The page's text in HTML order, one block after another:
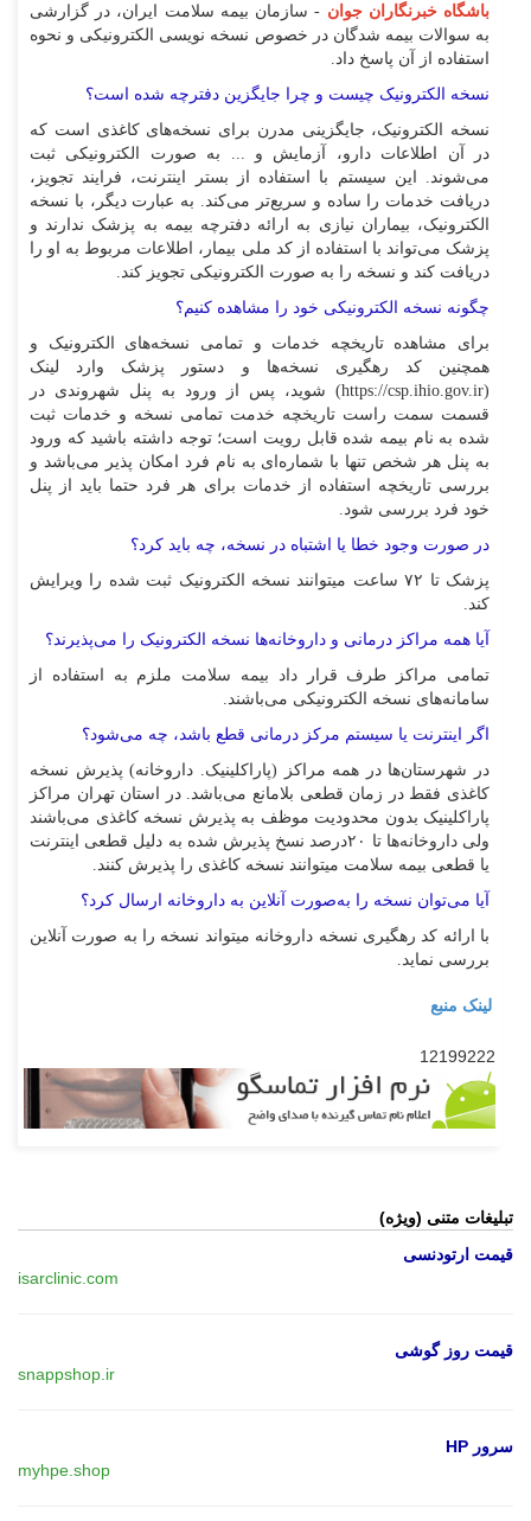
باشگاه خبرنگاران جوان - سازمان بیمه سلامت ایران، در گزارشی
به سوالات بیمه شدگان در خصوص نسخه نویسی الکترونیکی و نحوه
استفاده از آن پاسخ داد.
نسخه الکترونیک چیست و چرا جایگزین دفترچه شده است؟
نسخه الکترونیک، جایگزینی مدرن برای نسخه‌های کاغذی است که
در آن اطلاعات دارو، آزمایش و ... به صورت الکترونیکی ثبت
می‌شوند. این سیستم با استفاده از بستر اینترنت، فرایند تجویز،
دریافت خدمات را ساده و سریع‌تر می‌کند. به عبارت دیگر، با نسخه
الکترونیک، بیماران نیازی به ارائه دفترچه بیمه به پزشک ندارند و
پزشک می‌تواند با استفاده از کد ملی بیمار، اطلاعات مربوط به او را
دریافت کند و نسخه را به صورت الکترونیکی تجویز کند.
چگونه نسخه الکترونیکی خود را مشاهده کنیم؟
برای مشاهده تاریخچه خدمات و تمامی نسخه‌های الکترونیک و
همچنین کد رهگیری نسخه‌ها و دستور پزشک وارد لینک
(https://csp.ihio.gov.ir) شوید، پس از ورود به پنل شهروندی در
قسمت سمت راست تاریخچه خدمت تمامی نسخه و خدمات ثبت
شده به نام بیمه شده قابل رویت است؛ توجه داشته باشید که ورود
به پنل هر شخص تنها با شماره‌ای به نام فرد امکان پذیر می‌باشد و
بررسی تاریخچه استفاده از خدمات برای هر فرد حتما باید از پنل
خود فرد بررسی شود.
در صورت وجود خطا یا اشتباه در نسخه، چه باید کرد؟
پزشک تا ۷۲ ساعت میتوانند نسخه الکترونیک ثبت شده را ویرایش
کند.
آیا همه مراکز درمانی و داروخانه‌ها نسخه الکترونیک را می‌پذیرند؟
تمامی مراکز طرف قرار داد بیمه سلامت ملزم به استفاده از
سامانه‌های نسخه الکترونیکی می‌باشند.
اگر اینترنت یا سیستم مرکز درمانی قطع باشد، چه می‌شود؟
در شهرستان‌ها در همه مراکز (پاراکلینیک. داروخانه) پذیرش نسخه
کاغذی فقط در زمان قطعی بلامانع می‌باشد. در استان تهران مراکز
پاراکلینیک بدون محدودیت موظف به پذیرش نسخه کاغذی می‌باشند
ولی داروخانه‌ها تا ۲۰درصد نسخ پذیرش شده به دلیل قطعی اینترنت
یا قطعی بیمه سلامت میتوانند نسخه کاغذی را پذیرش کنند.
آیا می‌توان نسخه را به‌صورت آنلاین به داروخانه ارسال کرد؟
با ارائه کد رهگیری نسخه داروخانه میتواند نسخه را به صورت آنلاین
بررسی نماید.
لینک منبع
12199222
تبلیغات متنی (ویژه)
قیمت ارتودنسی
isarclinic.com
قیمت روز گوشی
snappshop.ir
سرور HP
myhpe.shop